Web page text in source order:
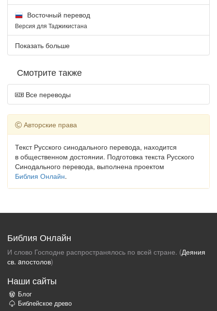
Восточный перевод
Версия для Таджикистана
Показать больше
Смотрите также
Все переводы
Авторские права
Текст Русского синодального перевода, находится
в общественном достоянии. Подготовка текста Русского
Синодального перевода, выполнена проектом
Библия Онлайн.
Библия Онлайн
И слово Господне распространялось по всей стране. (Деяния
св. aпостолов)
Наши сайты
Блог
Библейское древо